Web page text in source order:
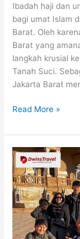
Ibadah haji dan
bagi umat Islam
Barat. Oleh
Barat yang
langkah krusial
Tanah Suci.
Jakarta Barat
Read More »
Harga
Paket
Umroh
Plus
Dubai
dengan
Fasilitas